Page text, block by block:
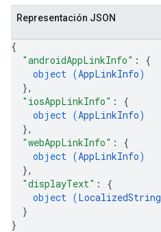
Representación JSON
{
"androidAppLinkInfo" : {
object (AppLinkInfo)
},
"iosAppLinkInfo" : {
object (AppLinkInfo)
},
"webAppLinkInfo" : {
object (AppLinkInfo)
},
"displayText" : {
object (LocalizedString
}
}